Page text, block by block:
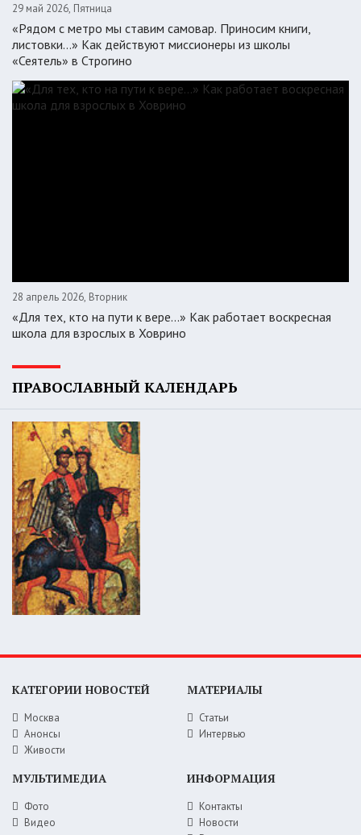
29 май 2026, Пятница
«Рядом с метро мы ставим самовар. Приносим книги,
листовки…» Как действуют миссионеры из школы
«Сеятель» в Строгино
28 апрель 2026, Вторник
«Для тех, кто на пути к вере...» Как работает воскресная
школа для взрослых в Ховрино
ПРАВОСЛАВНЫЙ КАЛЕНДАРЬ
КАТЕГОРИИ НОВОСТЕЙ
Москва
Анонсы
Живости
МАТЕРИАЛЫ
Статьи
Интервью
МУЛЬТИМЕДИА
Фото
Видео
ИНФОРМАЦИЯ
Контакты
Новости